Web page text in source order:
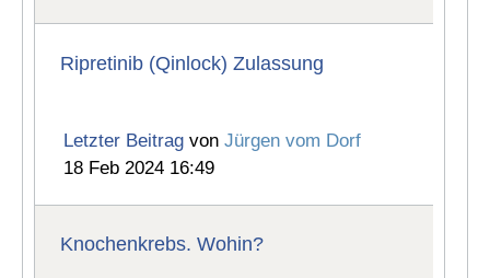
Ripretinib (Qinlock) Zulassung
Letzter Beitrag vonJürgen vom Dorf
18 Feb 2024 16:49
Knochenkrebs. Wohin?